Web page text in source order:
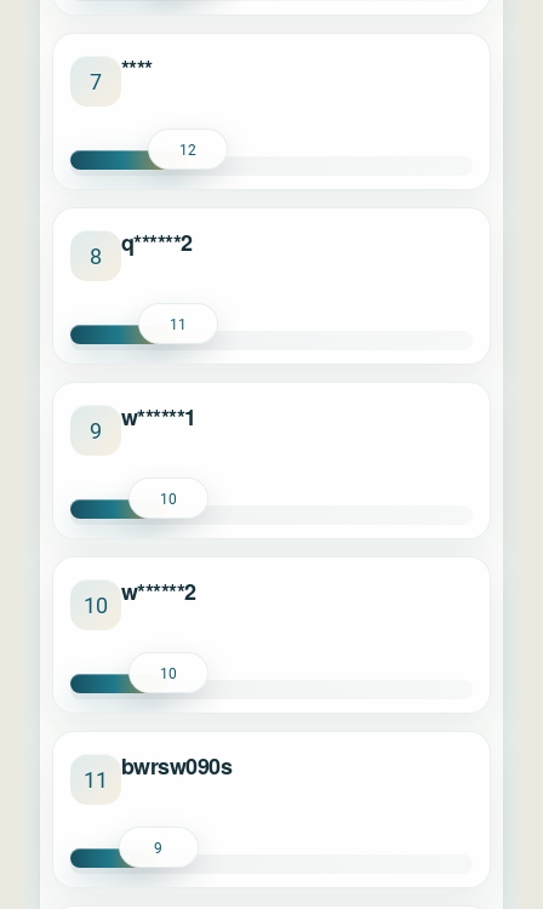
7 ****
12
8 q******2
11
9 w******1
10
10 w******2
10
11 bwrsw090s
9